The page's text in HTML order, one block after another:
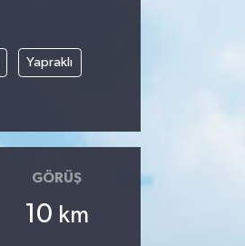
Yapraklı
GÖRÜŞ
10 km